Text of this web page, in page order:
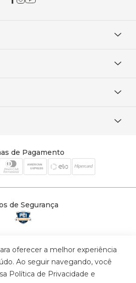
de Pagamento
de Segurança
Ltda - Todos os direitos reservados
75 | Rua Santa Augusta, 409 - Vila
Cruz - SP - CEP: 17702-316.
oferecer a melhor experiência
Ao seguir navegando, você
Política de Privacidade e